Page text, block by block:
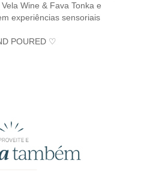
Wine & Fava Tonka e
experiências sensoriais
POURED ♡
similares